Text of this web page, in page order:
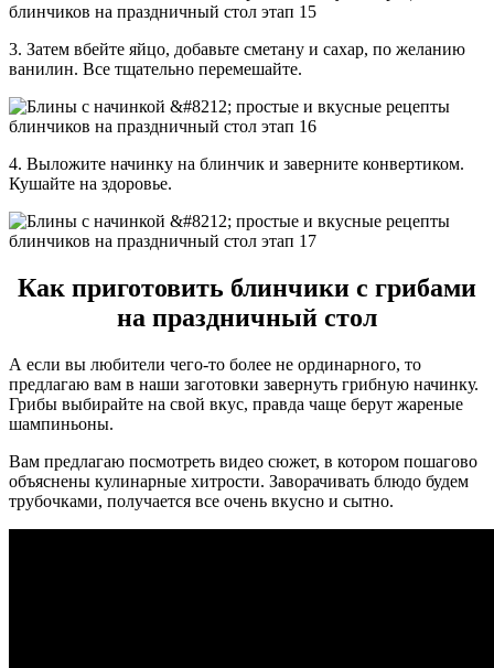
3. Затем вбейте яйцо, добавьте сметану и сахар, по желанию
ванилин. Все тщательно перемешайте.
4. Выложите начинку на блинчик и заверните конвертиком.
Кушайте на здоровье.
Как приготовить блинчики с грибами
на праздничный стол
А если вы любители чего-то более не ординарного, то
предлагаю вам в наши заготовки завернуть грибную начинку.
Грибы выбирайте на свой вкус, правда чаще берут жареные
шампиньоны.
Вам предлагаю посмотреть видео сюжет, в котором пошагово
объяснены кулинарные хитрости. Заворачивать блюдо будем
трубочками, получается все очень вкусно и сытно.